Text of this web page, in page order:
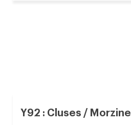
Y92 : Cluses / Morzine